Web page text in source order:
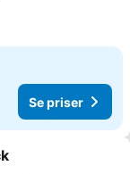
Se priser